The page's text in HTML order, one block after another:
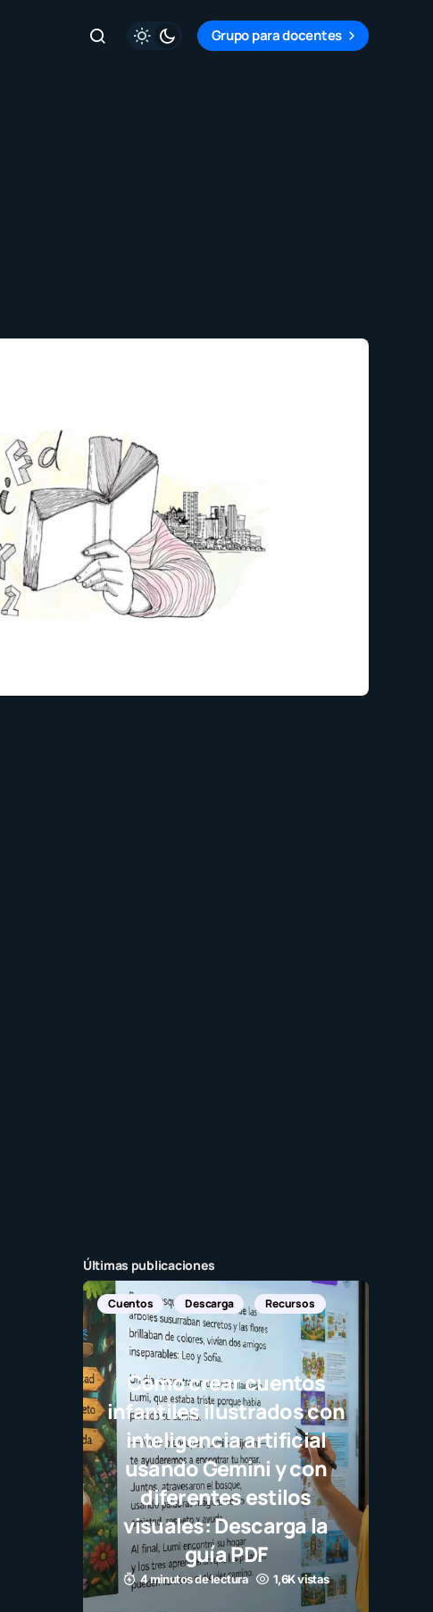
Grupo para docentes
Últimas publicaciones
Cuentos Descarga Recursos
Cómo crear cuentos
infantiles ilustrados con
inteligencia artificial
usando Gemini y con
diferentes estilos
visuales: Descarga la
guía PDF
4 minutos de lectura 1,6K vistas